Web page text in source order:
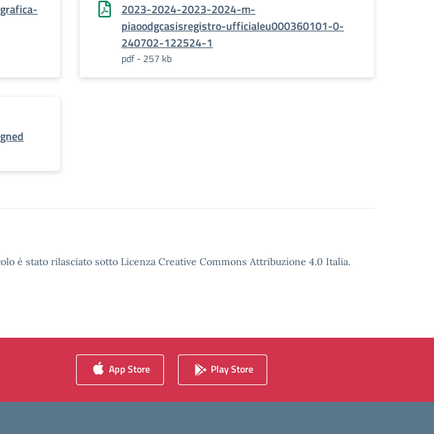
2023-2024-2023-2024-m-
piaoodgcasisregistro-ufficialeu000360101-0-
240702-122524-1
pdf - 257 kb
è stato rilasciato sotto Licenza Creative Commons Attribuzione 4.0 Italia.
App Store Play Store